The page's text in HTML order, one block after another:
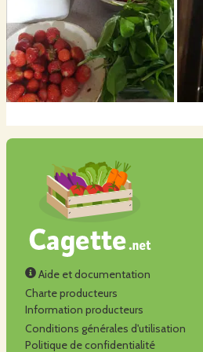
Aide et documentation
Charte producteurs
Information producteurs
Conditions générales d'utilisation
Politique de confidentialité